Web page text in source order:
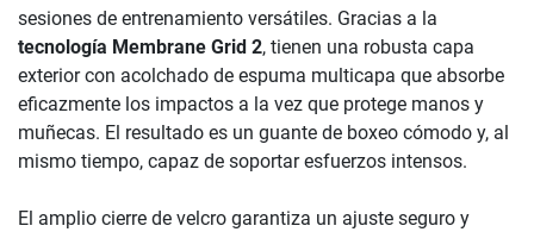
sesiones de entrenamiento versátiles. Gracias a la
tecnología Membrane Grid 2, tienen una robusta capa
exterior con acolchado de espuma multicapa que absorbe
eficazmente los impactos a la vez que protege manos y
muñecas. El resultado es un guante de boxeo cómodo y, al
mismo tiempo, capaz de soportar esfuerzos intensos.
El amplio cierre de velcro garantiza un ajuste seguro y